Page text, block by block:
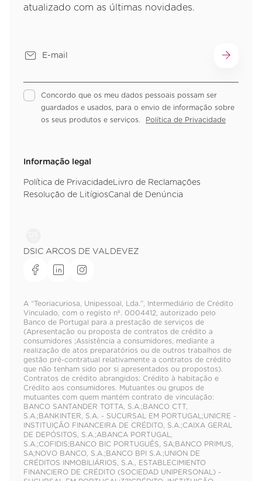
atualizado com as últimas novidades.
Concordo que os meu dados pessoais possam ser
guardados e usados, para o envio de informação sobre
os seus produtos e serviços.
Política de Privacidade
Informação legal
Política de PrivacidadeLivro de Reclamações
Resolução de LitígiosCanal de Denúncia
DSIC ARCOS DE VALDEVEZ
A “Teoriacuriosa, Unipessoal, Lda.”, Intermediário de Crédito
Vinculado, com o registo nº. 0004412, autorizado pelo
Banco de Portugal para a prestação de serviços de
(Apresentação ou proposta de contratos de crédito a
consumidores ;Assistência a consumidores, mediante a
realização de atos preparatórios ou de outros trabalhos de
gestão pré-contratual relativamente a contratos de crédito
que não tenham sido por si apresentados ou propostos).
Contratos de crédito abrangidos: Crédito à habitação e
Crédito aos consumidores. Mutuantes ou grupos de
mutuantes com quem mantém contrato de vinculação:
BANCO SANTANDER TOTTA, S.A.;BANCO CTT,
S.A.;BANKINTER, S.A. - SUCURSAL EM PORTUGAL;UNICRE -
INSTITUIÇÃO FINANCEIRA DE CRÉDITO, S.A.;CAIXA GERAL
DE DEPÓSITOS, S.A.;ABANCA PORTUGAL,
S.A.;COFIDIS;BANCO BIC PORTUGUÊS, SA;BANCO PRIMUS,
SA;NOVO BANCO, S.A.;BANCO BPI S.A.;UNION DE
CRÉDITOS INMOBILIÁRIOS, S.A., ESTABLECIMIENTO
FINANCIERO DE CRÉDITO (SOCIEDAD UNIPERSONAL) -